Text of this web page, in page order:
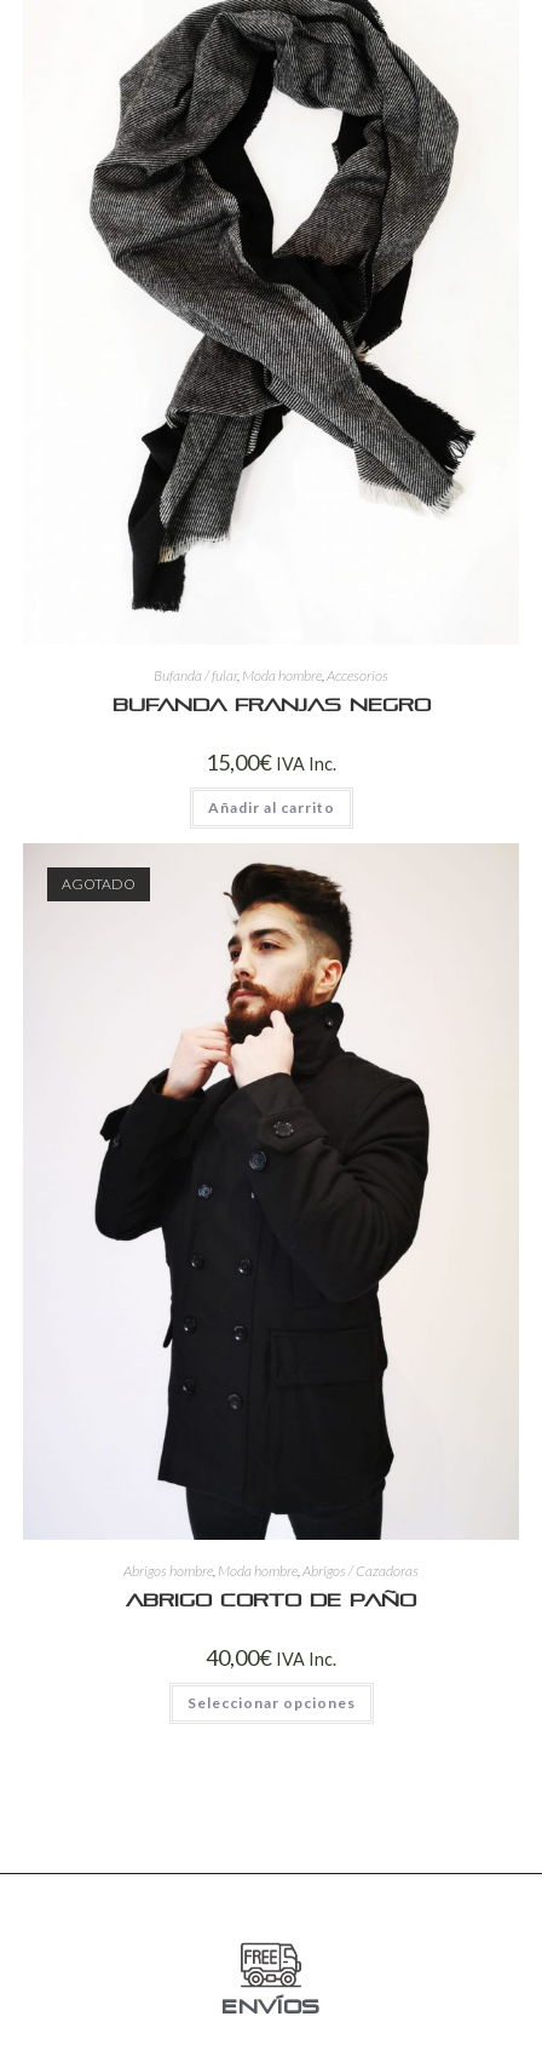
Bufanda / fular, Moda hombre Accesorios
Bufanda franjas negro
15,00€ IVA Inc.
Añadir al carrito
AGOTADO
Abrigos hombre, Moda hombre,Abrigos / Cazadoras
Abrigo corto de paño
40,00€ IVA Inc.
Seleccionar opciones
ENVÍOS